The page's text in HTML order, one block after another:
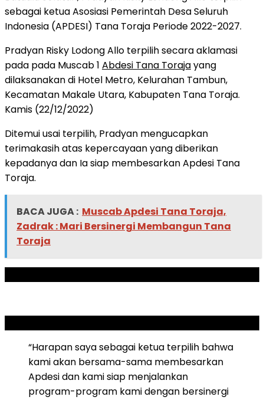
sebagai ketua Asosiasi Pemerintah Desa Seluruh
Indonesia (APDESI) Tana Toraja Periode 2022-2027.
Pradyan Risky Lodong Allo terpilih secara aklamasi
pada pada Muscab 1 Abdesi Tana Torajayang
dilaksanakan di Hotel Metro, Kelurahan Tambun,
Kecamatan Makale Utara, Kabupaten Tana Toraja.
Kamis (22/12/2022)
Ditemui usai terpilih, Pradyan mengucapkan
terimakasih atas kepercayaan yang diberikan
kepadanya dan Ia siap membesarkan Apdesi Tana
Toraja.
BACA JUGA : Muscab Apdesi Tana Toraja,
Zadrak : Mari Bersinergi Membangun Tana
Toraja
“Harapan saya sebagai ketua terpilih bahwa
kami akan bersama-sama membesarkan
Apdesi dan kami siap menjalankan
program-program kami dengan bersinergi